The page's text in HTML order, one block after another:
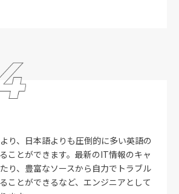
り、日本語よりも圧倒的に多い英語の
ことができます。最新のIT情報のキャ
り、豊富なソースから自力でトラブル
ことができるなど、エンジニアとして